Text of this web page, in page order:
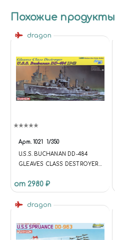
Похожие продукты
dragon
Арт. 1021 1/350
U.S.S. BUCHANAN DD-484
GLEAVES CLASS DESTROYER
от 2980 ₽
dragon